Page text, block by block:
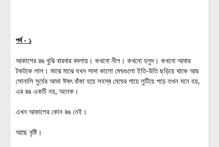
পর্ব - ১
আকাশের রঙ বুঝি বারবার বদলায়। কখনো নীল। কখনো হলুদ। কখনো আবার
টকটকে লাল। মাঝে মাঝে যখন সাদা কালো মেঘগুলো ইতি-উতি ছড়িয়ে থাকে আর
সোনালি সুর্যের আভা ঈষৎ বাঁকা হয়ে সহস্ৰ মেঘের গায়ে লুটিয়ে পড়ে তখন মনে হয়,
এর রঙ একটি নয়, অনেক।
এখন আকাশের কোন রঙ নেই।
আছে বৃষ্টি।